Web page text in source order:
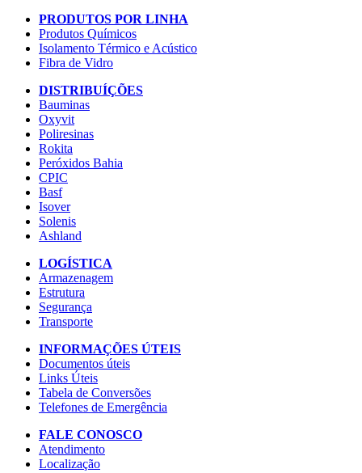
PRODUTOS POR LINHA
Produtos Químicos
Isolamento Térmico e Acústico
Fibra de Vidro
DISTRIBUÍÇÕES
Bauminas
Oxyvit
Poliresinas
Rokita
Peróxidos Bahia
CPIC
Basf
Isover
Solenis
Ashland
LOGÍSTICA
Armazenagem
Estrutura
Segurança
Transporte
INFORMAÇÕES ÚTEIS
Documentos úteis
Links Úteis
Tabela de Conversões
Telefones de Emergência
FALE CONOSCO
Atendimento
Localização